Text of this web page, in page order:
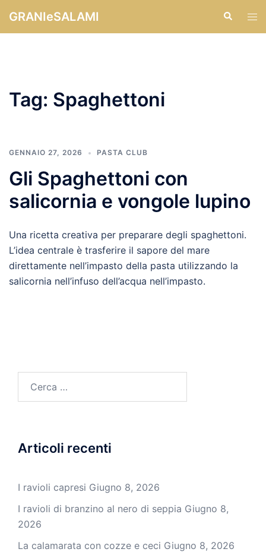
GRANIeSALAMI Cerca
Tag: Spaghettoni
GENNAIO 27, 2026 PASTA CLUB
Gli Spaghettoni con
salicornia e vongole lupino
Una ricetta creativa per preparare degli spaghettoni.
L’idea centrale è trasferire il sapore del mare
direttamente nell’impasto della pasta utilizzando la
salicornia nell’infuso dell’acqua nell’impasto.
Articoli recenti
I ravioli capresi Giugno 8, 2026
I ravioli di branzino al nero di seppia Giugno 8,
2026
La calamarata con cozze e ceci Giugno 8, 2026